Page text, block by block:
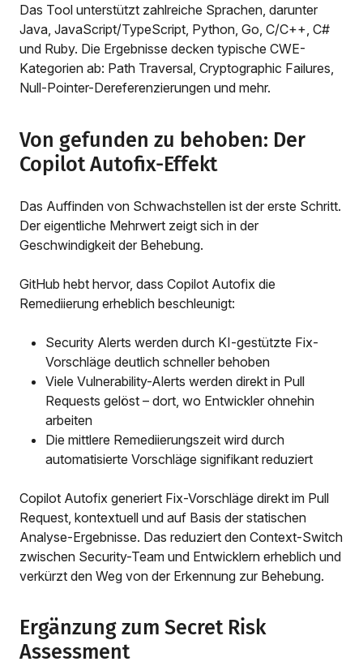
Das Tool unterstützt zahlreiche Sprachen, darunter
Java, JavaScript/TypeScript, Python, Go, C/C++, C#
und Ruby. Die Ergebnisse decken typische CWE-
Kategorien ab: Path Traversal, Cryptographic Failures,
Null-Pointer-Dereferenzierungen und mehr.
Von gefunden zu behoben: Der
Copilot Autofix-Effekt
Das Auffinden von Schwachstellen ist der erste Schritt.
Der eigentliche Mehrwert zeigt sich in der
Geschwindigkeit der Behebung.
GitHub hebt hervor, dass Copilot Autofix die
Remediierung erheblich beschleunigt:
Security Alerts werden durch KI-gestützte Fix-
Vorschläge deutlich schneller behoben
Viele Vulnerability-Alerts werden direkt in Pull
Requests gelöst – dort, wo Entwickler ohnehin
arbeiten
Die mittlere Remediierungszeit wird durch
automatisierte Vorschläge signifikant reduziert
Copilot Autofix generiert Fix-Vorschläge direkt im Pull
Request, kontextuell und auf Basis der statischen
Analyse-Ergebnisse. Das reduziert den Context-Switch
zwischen Security-Team und Entwicklern erheblich und
verkürzt den Weg von der Erkennung zur Behebung.
Ergänzung zum Secret Risk
Assessment